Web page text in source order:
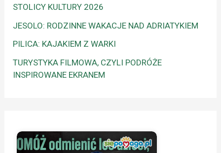
STOLICY KULTURY 2026
JESOLO: RODZINNE WAKACJE NAD ADRIATYKIEM
PILICA: KAJAKIEM Z WARKI
TURYSTYKA FILMOWA, CZYLI PODRÓŻE
INSPIROWANE EKRANEM